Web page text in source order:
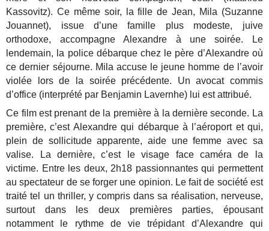
Kassovitz). Ce même soir, la fille de Jean, Mila (Suzanne
Jouannet), issue d’une famille plus modeste, juive
orthodoxe, accompagne Alexandre à une soirée. Le
lendemain, la police débarque chez le père d’Alexandre où
ce dernier séjourne. Mila accuse le jeune homme de l’avoir
violée lors de la soirée précédente. Un avocat commis
d’office (interprété par Benjamin Lavernhe) lui est attribué.
Ce film est prenant de la première à la dernière seconde. La
première, c’est Alexandre qui débarque à l’aéroport et qui,
plein de sollicitude apparente, aide une femme avec sa
valise. La dernière, c’est le visage face caméra de la
victime. Entre les deux, 2h18 passionnantes qui permettent
au spectateur de se forger une opinion. Le fait de société est
traité tel un thriller, y compris dans sa réalisation, nerveuse,
surtout dans les deux premières parties, épousant
notamment le rythme de vie trépidant d’Alexandre qui